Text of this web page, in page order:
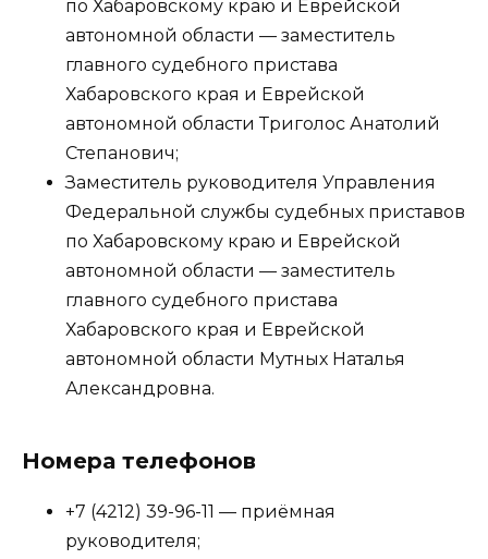
по Хабаровскому краю и Еврейской
автономной области — заместитель
главного судебного пристава
Хабаровского края и Еврейской
автономной области Триголос Анатолий
Степанович;
Заместитель руководителя Управления
Федеральной службы судебных приставов
по Хабаровскому краю и Еврейской
автономной области — заместитель
главного судебного пристава
Хабаровского края и Еврейской
автономной области Мутных Наталья
Александровна.
Номера телефонов
+7 (4212) 39-96-11 — приёмная
руководителя;